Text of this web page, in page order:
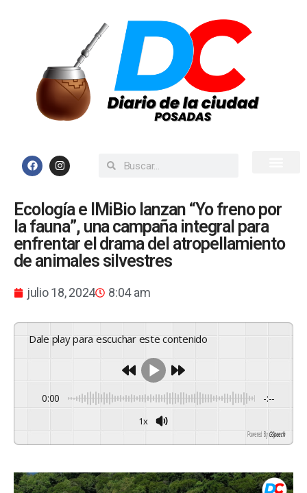
Ecología e IMiBio lanzan “Yo freno por
la fauna”, una campaña integral para
enfrentar el drama del atropellamiento
de animales silvestres
julio 18, 2024 8:04 am
Dale play para escuchar este contenido
0:00 -:--
1x
Powered By GSpeech